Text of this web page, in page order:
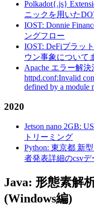
Polkadot{.js}
ニックを用いた
IOST: Donnie
ングフロー
IOST: DeFiプラッ
ウン事象について
Apache エラー解決
httpd.conf:Invalid
defined by a module
2020
Jetson nano 2GB:
トリーミング
Python: 東京都 新
者発表詳細のcsv
Java: 形態素解
(Windows編)